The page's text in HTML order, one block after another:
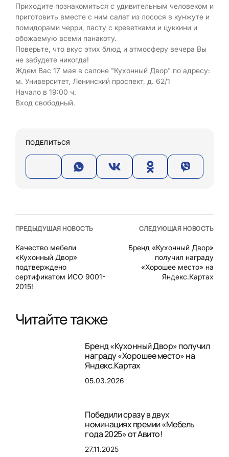
Приходите познакомиться с удивительным человеком и
приготовить вместе с ним салат из лосося в кунжуте и
помидорами черри, пасту с креветками и цуккини и
обожаемую всеми панакоту.
Поверьте, что вкус этих блюд и атмосферу вечера Вы
не забудете никогда!
Ждем Вас 17 мая в салоне "Кухонный Двор" по адресу:
м. Университет, Ленинский проспект, д. 62/1
Начало в 19:00 ч.
Вход свободный.
ПОДЕЛИТЬСЯ
ПРЕДЫДУЩАЯ НОВОСТЬ
Качество мебели
«Кухонный Двор»
подтверждено
сертификатом ИСО 9001-
2015!
СЛЕДУЮЩАЯ НОВОСТЬ
Бренд «Кухонный Двор»
получил награду
«Хорошее место» на
Яндекс.Картах
Читайте также
Бренд «Кухонный Двор» получил
награду «Хорошее место» на
Яндекс.Картах
05.03.2026
Победили сразу в двух
номинациях премии «Мебель
года 2025» от Авито!
27.11.2025